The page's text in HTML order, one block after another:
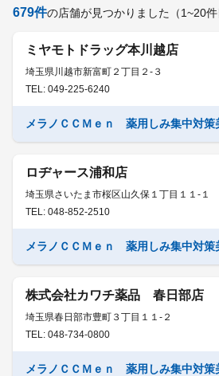
679件の店舗が見つかりました （1~20件
ミヤモトドラッグ本川越店
埼玉県川越市新富町２丁目２-３
TEL: 049-225-6240
メラノＣＣＭｅｎ 薬用しみ集中対策
ロヂャース浦和店
埼玉県さいたま市桜区山久保１丁目１１-１
TEL: 048-852-2510
メラノＣＣＭｅｎ 薬用しみ集中対策
株式会社カワチ薬品 春日部店
埼玉県春日部市豊町３丁目１１-２
TEL: 048-734-0800
メラノＣＣＭｅｎ 薬用しみ集中対策